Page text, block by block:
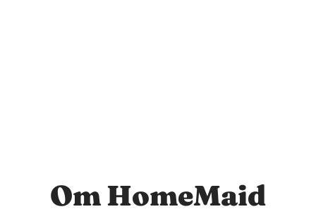
Om HomeMaid